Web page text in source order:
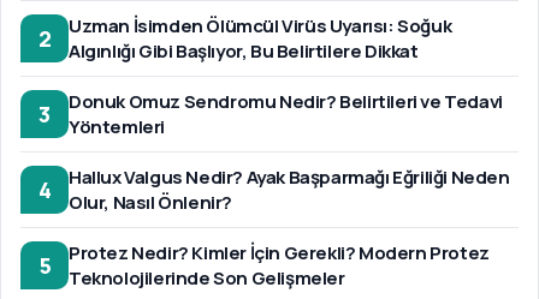
2
Uzman İsimden Ölümcül Virüs Uyarısı: Soğuk
Algınlığı Gibi Başlıyor, Bu Belirtilere Dikkat
3
Donuk Omuz Sendromu Nedir? Belirtileri ve Tedavi
Yöntemleri
4
Hallux Valgus Nedir? Ayak Başparmağı Eğriliği Neden
Olur, Nasıl Önlenir?
5
Protez Nedir? Kimler İçin Gerekli? Modern Protez
Teknolojilerinde Son Gelişmeler